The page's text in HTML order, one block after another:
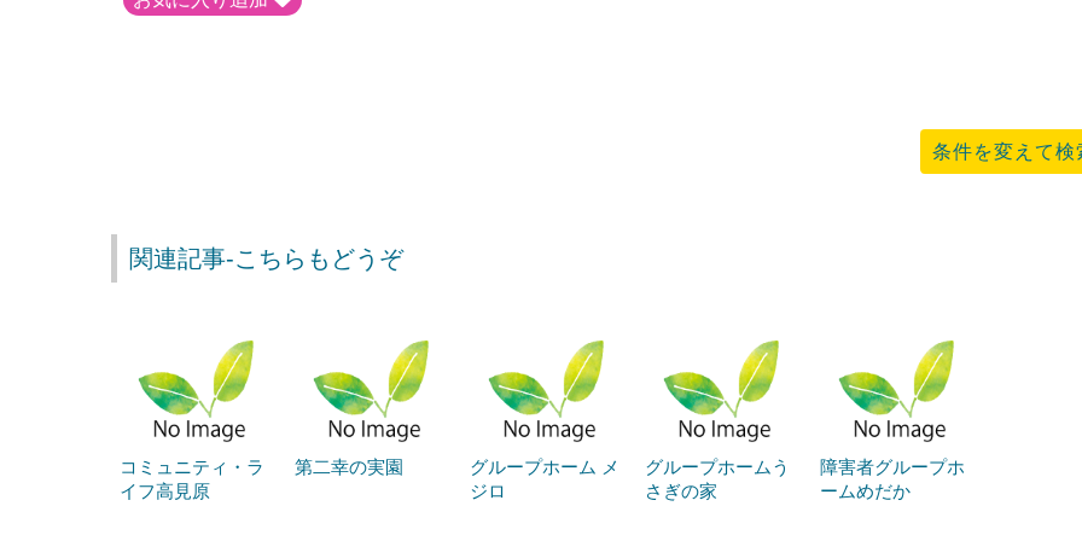
条件を変えて検
関連記事-こちらもどうぞ
コミュニティ・ラ
イフ高見原
第二幸の実園
グループホーム メ
ジロ
グループホームう
さぎの家
障害者グループホ
ームめだか